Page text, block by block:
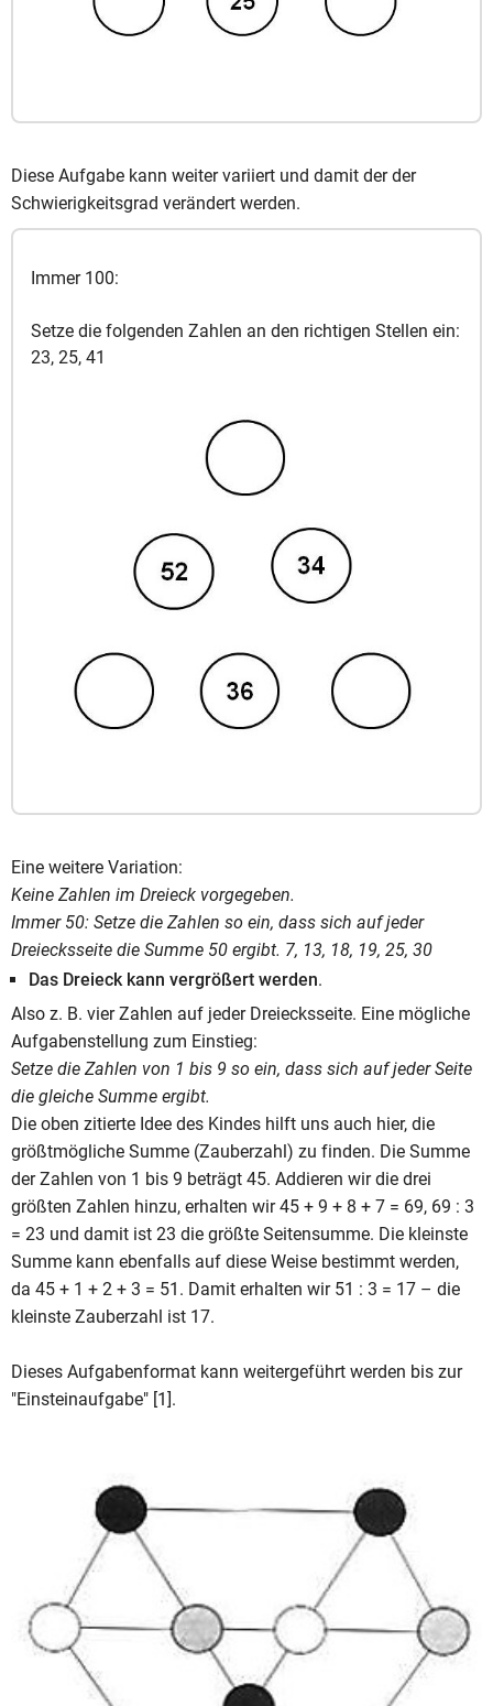
Diese Aufgabe kann weiter variiert und damit der der
Schwierigkeitsgrad verändert werden.
Immer 100:
Setze die folgenden Zahlen an den richtigen Stellen ein:
23, 25, 41
Eine weitere Variation:
Keine Zahlen im Dreieck vorgegeben.
Immer 50: Setze die Zahlen so ein, dass sich auf jeder
Dreiecksseite die Summe 50 ergibt. 7, 13, 18, 19, 25, 30
Das Dreieck kann vergrößert werden.
Also z. B. vier Zahlen auf jeder Dreiecksseite. Eine mögliche
Aufgabenstellung zum Einstieg:
Setze die Zahlen von 1 bis 9 so ein, dass sich auf jeder Seite
die gleiche Summe ergibt.
Die oben zitierte Idee des Kindes hilft uns auch hier, die
größtmögliche Summe (Zauberzahl) zu finden. Die Summe
der Zahlen von 1 bis 9 beträgt 45. Addieren wir die drei
größten Zahlen hinzu, erhalten wir 45 + 9 + 8 + 7 = 69, 69 : 3
= 23 und damit ist 23 die größte Seitensumme. Die kleinste
Summe kann ebenfalls auf diese Weise bestimmt werden,
da 45 + 1 + 2 + 3 = 51. Damit erhalten wir 51 : 3 = 17 – die
kleinste Zauberzahl ist 17.
Dieses Aufgabenformat kann weitergeführt werden bis zur
"Einsteinaufgabe" [1].